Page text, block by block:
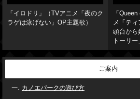
「イロドリ」（TVアニメ「夜のク
ラゲは泳げない」OP主題歌）
「
メ「テ
頭台から
トーリー
ご案内
カノエパークの遊び方